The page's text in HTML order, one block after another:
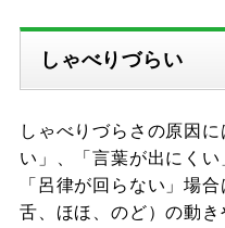
しゃべりづらい
しゃべりづらさの原因
い」、「言葉が出にくい
「呂律が回らない」場
舌、ほほ、のど）の動